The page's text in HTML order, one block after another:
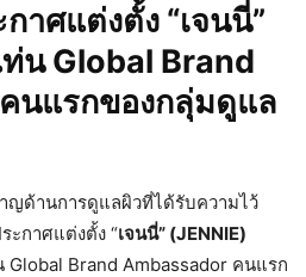
าศแต่งตั้ง “เจนนี่”
น Global Brand
นแรกของกลุ่มดูแล
ญด้านการดูแลผิวที่ได้รับความไว้
ะกาศแต่งตั้ง “เจนนี่” (JENNIE)
Brand Ambassador คนแรก